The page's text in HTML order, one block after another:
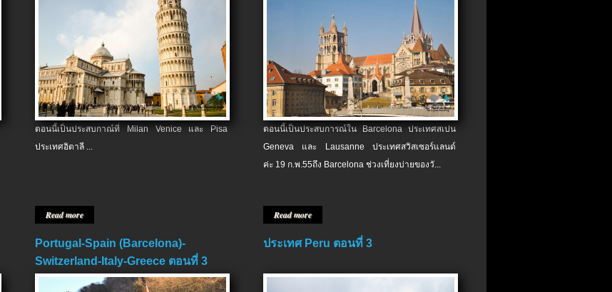
ตอนนี้เป็นประสบกาณ์ที่ Milan Venice และ Pisa
ประเทศอิตาลี ...
Read more
ตอนนี้เป็นประสบการณ์ใน Barcelona ประเทศสเปน
Geneva และ Lausanne ประเทศสวิสเซอร์แลนด์
ค่ะ 19 ก.พ.​55ถึง Barcelona ช่วงเที่ยงบ่ายของวั...
Read more
Portugal-Spain (Barcelona)-
Switzerland-Italy-Greece ตอนที่ 3
ประเทศ Peru ตอนที่ 3